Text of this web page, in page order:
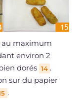
au maximum
environ 2
dorés 14 .
sur du papier
.